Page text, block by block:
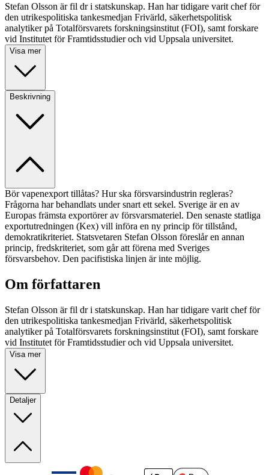
Stefan Olsson är fil dr i statskunskap. Han har tidigare varit chef för
den utrikespolitiska tankesmedjan Frivärld, säkerhetspolitisk
analytiker på Totalförsvarets forskningsinstitut (FOI), samt forskare
vid Institutet för Framtidsstudier och vid Uppsala universitet.
Visa mer
Beskrivning
Bör vapenexport tillåtas? Hur ska försvarsindustrin regleras?
Frågorna har behandlats under snart ett sekel. Sverige är en av
Europas främsta exportörer av försvarsmateriel. Den senaste statliga
exportutredningen (Kex) vill införa en ny princip för tillstånd,
demokratikriteriet. Statsvetaren Stefan Olsson föreslår en annan
princip, fredskriteriet, som går att förena med Sveriges
försvarsbehov. Den pacifistiska linjen är inte möjlig.
Om författaren
Stefan Olsson är fil dr i statskunskap. Han har tidigare varit chef för
den utrikespolitiska tankesmedjan Frivärld, säkerhetspolitisk
analytiker på Totalförsvarets forskningsinstitut (FOI), samt forskare
vid Institutet för Framtidsstudier och vid Uppsala universitet.
Visa mer
Detaljer